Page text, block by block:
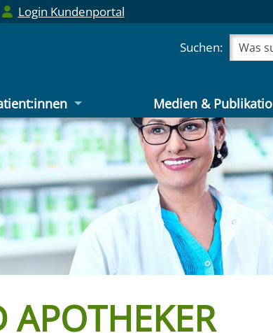
Login Kundenportal
Suchen:
Medien &